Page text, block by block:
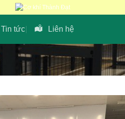
Tin tức Liên hệ